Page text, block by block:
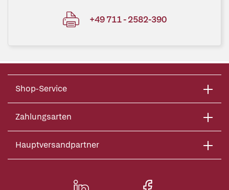
+49 711 - 2582-390
Shop-Service
Zahlungsarten
Hauptversandpartner